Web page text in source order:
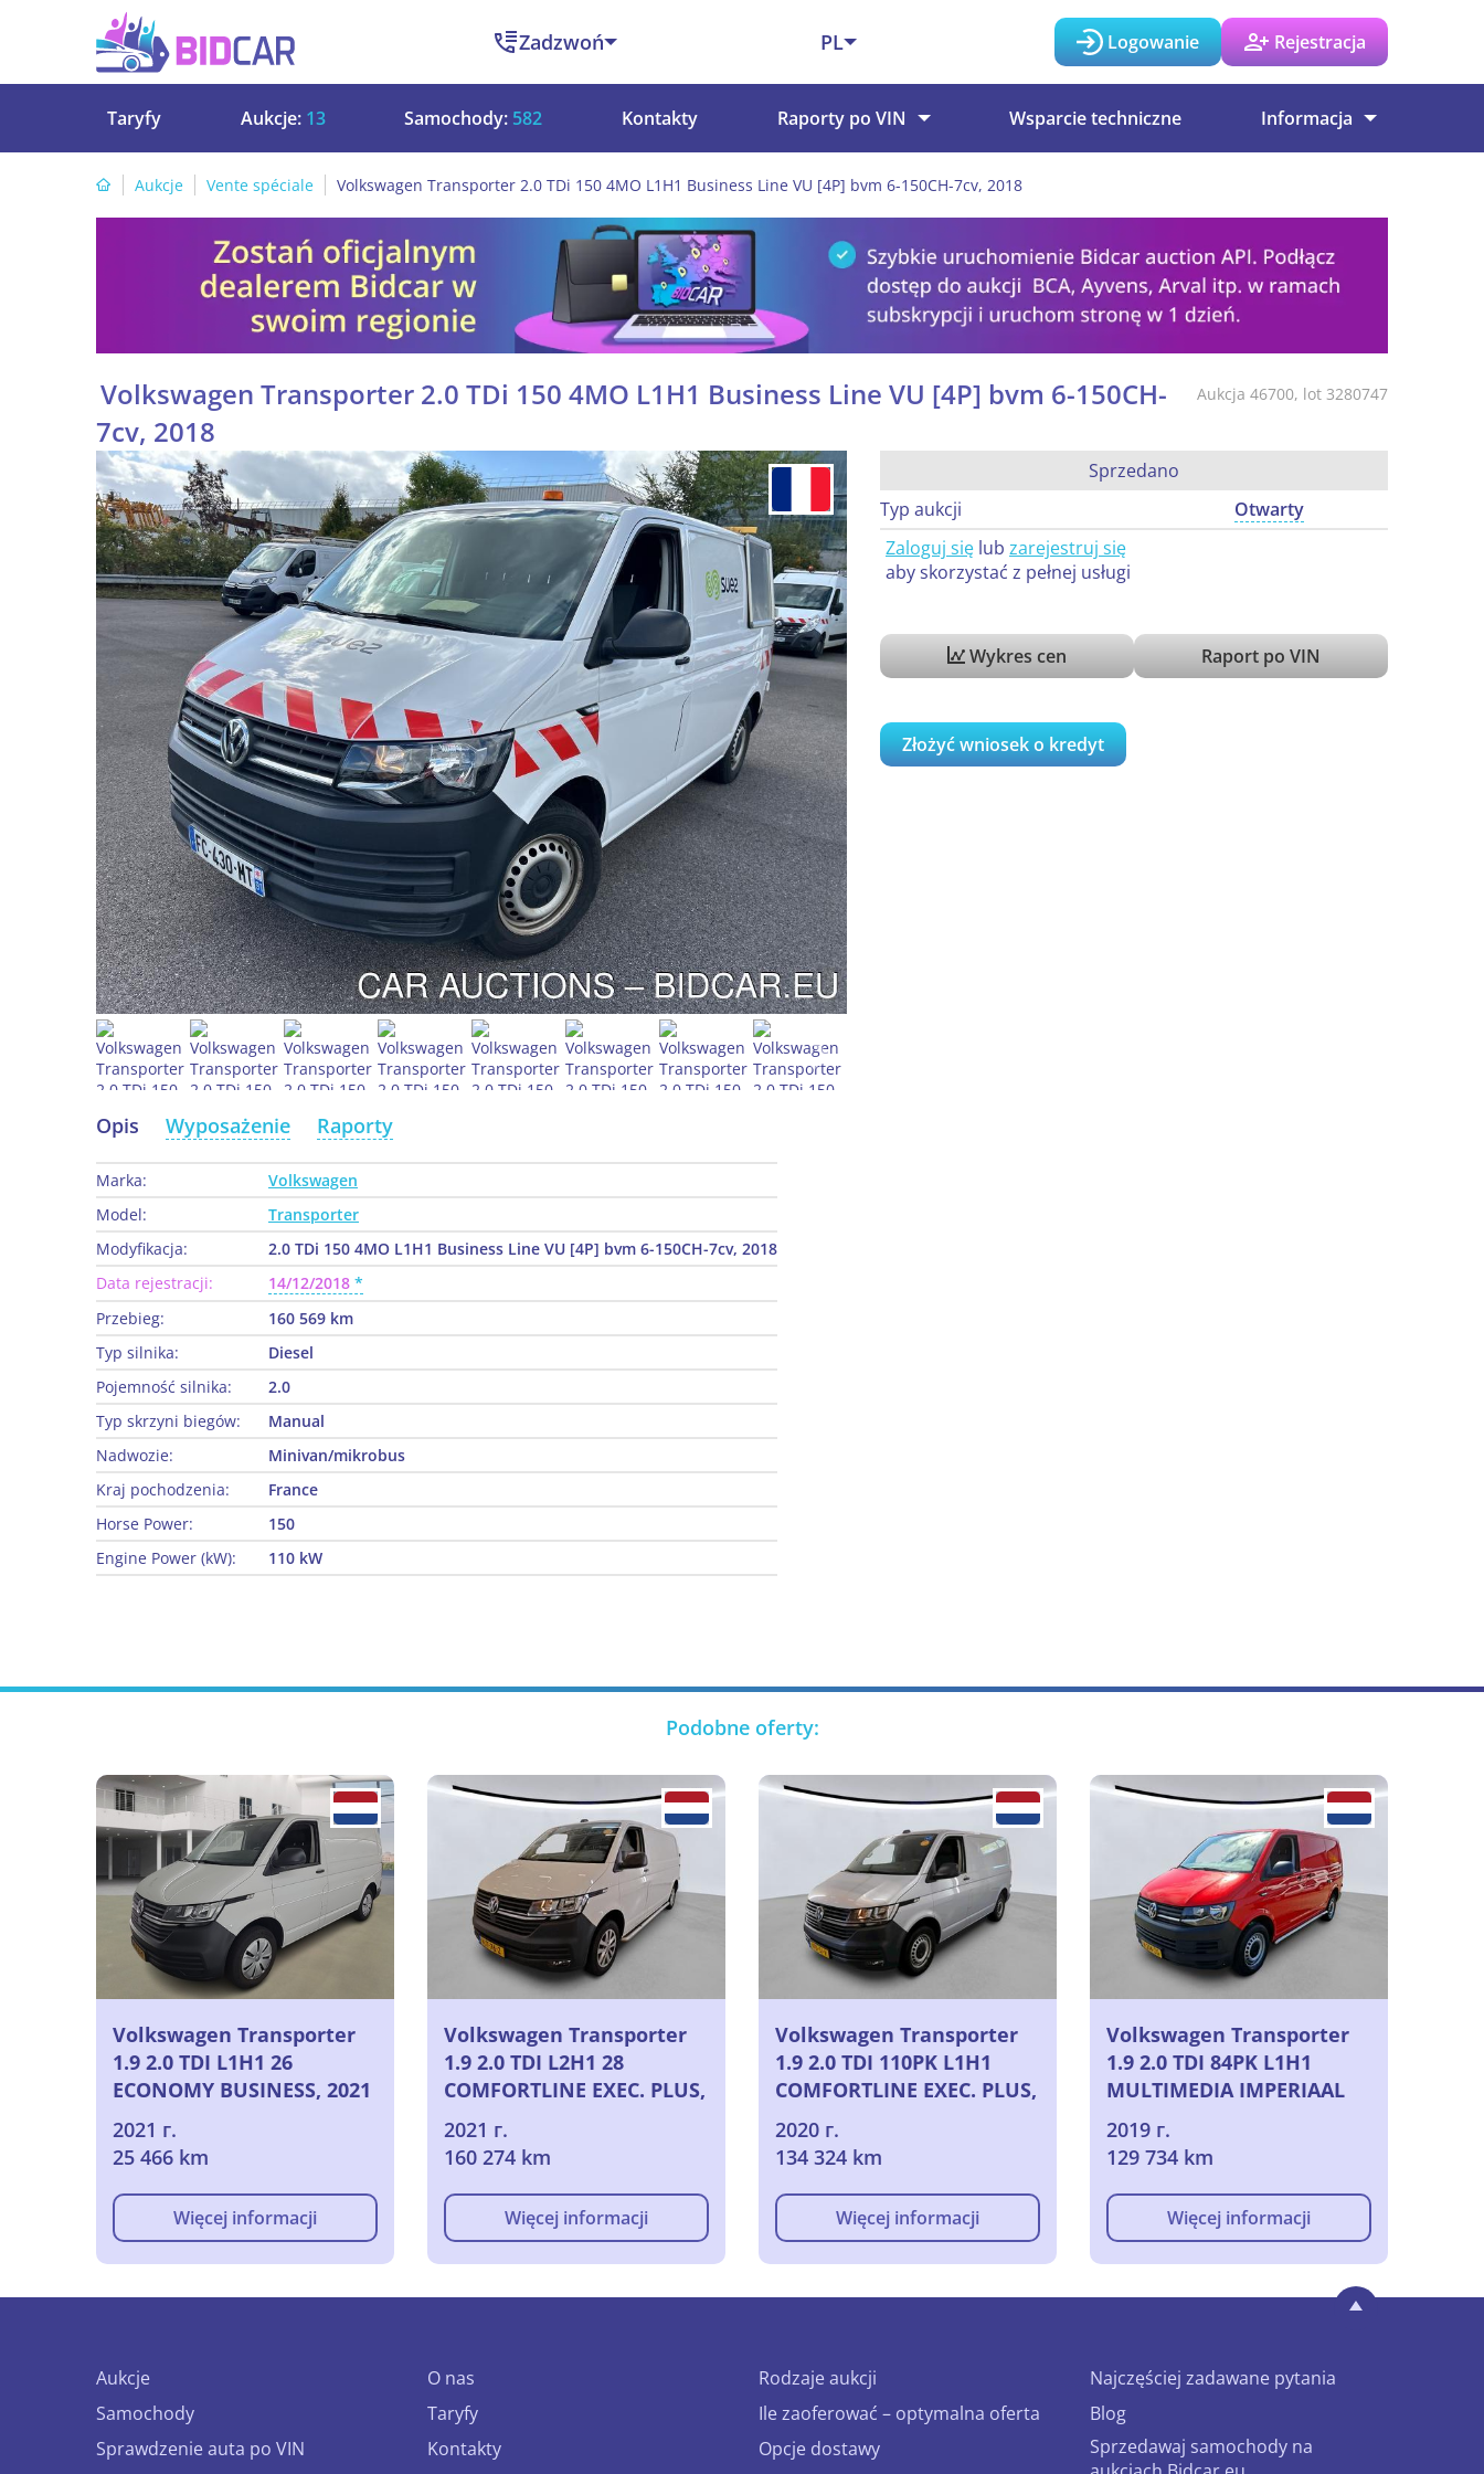
Zadzwoń PL Logowanie Rejestracja
Taryfy Aukcje: 13 Samochody: 582 Kontakty Raporty po VIN Wsparcie techniczne Informacja
Aukcje Vente spéciale Volkswagen Transporter 2.0 TDi 150 4MO L1H1 Business Line VU [4P] bvm 6-150CH-7cv, 2018
Aukcja 46700, lot 3280747
Volkswagen Transporter 2.0 TDi 150 4MO L1H1 Business Line VU [4P] bvm 6-150CH-
7cv, 2018
Sprzedano
Typ aukcji
Otwarty
Zaloguj się lub zarejestruj się
aby skorzystać z pełnej usługi
Wykres cen Raport po VIN
Złożyć wniosek o kredyt
Opis Wyposażenie Raporty
Marka:
Volkswagen
Model:
Transporter
Modyfikacja:
2.0 TDi 150 4MO L1H1 Business Line VU [4P] bvm 6-150CH-7cv, 2018
Data rejestracji:
14/12/2018
Przebieg:
160 569 km
Typ silnika:
Diesel
Pojemność silnika:
2.0
Typ skrzyni biegów:
Manual
Nadwozie:
Minivan/mikrobus
Kraj pochodzenia:
France
Horse Power:
150
Engine Power (kW):
110 kW
Podobne oferty:
Volkswagen Transporter
1.9 2.0 TDI L1H1 26
ECONOMY BUSINESS, 2021
2021 г.
25 466 km
Więcej informacji
Volkswagen Transporter
1.9 2.0 TDI L2H1 28
COMFORTLINE EXEC. PLUS,
2021
2021 г.
160 274 km
Więcej informacji
Volkswagen Transporter
1.9 2.0 TDI 110PK L1H1
COMFORTLINE EXEC. PLUS,
2020
2020 г.
134 324 km
Więcej informacji
Volkswagen Transporter
1.9 2.0 TDI 84PK L1H1
MULTIMEDIA IMPERIAAL
SIDEBARS TREKHAAK 3P,
2019
2019 г.
129 734 km
Więcej informacji
Aukcje
Samochody
Sprawdzenie auta po VIN
O nas
Taryfy
Kontakty
Rodzaje aukcji
Ile zaoferować – optymalna oferta
Opcje dostawy
Najczęściej zadawane pytania
Blog
Sprzedawaj samochody na